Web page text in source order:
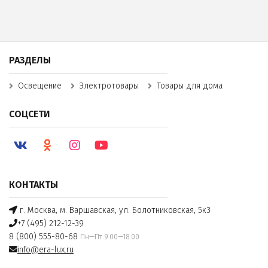
КОНТАКТЫ
г. Москва, м. Варшавская, ул. Болотниковская, 5к3
+7 (495) 212-12-39
8 (800) 555-80-68 Пн—Пт 9:00—18:00
info@era-lux.ru
РАЗДЕЛЫ
Освещение Электротовары Товары для дома
СОЦСЕТИ